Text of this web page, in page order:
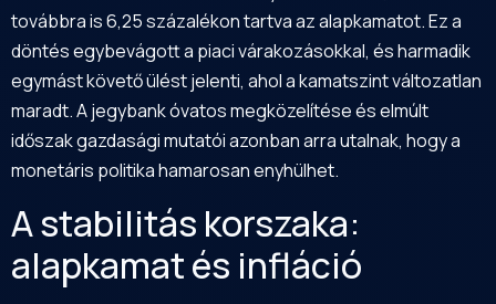
továbbra is 6,25 százalékon tartva az alapkamatot. Ez a
döntés egybevágott a piaci várakozásokkal, és harmadik
egymást követő ülést jelenti, ahol a kamatszint változatlan
maradt. A jegybank óvatos megközelítése és elmúlt
időszak gazdasági mutatói azonban arra utalnak, hogy a
monetáris politika hamarosan enyhülhet.
A stabilitás korszaka:
alapkamat és infláció